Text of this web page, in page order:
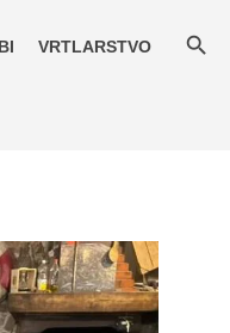
VRTLARSTVO